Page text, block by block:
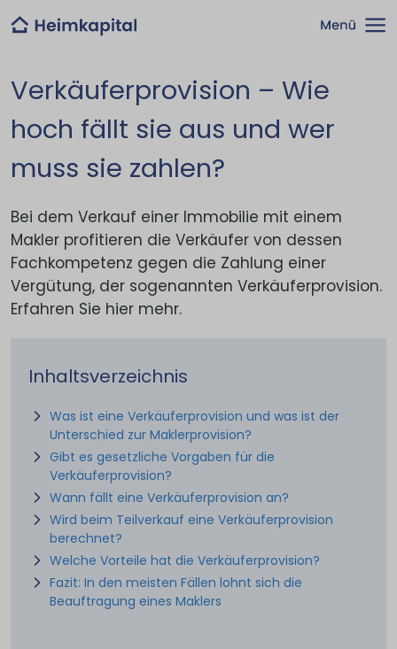
Verkäuferprovision – Wie
hoch fällt sie aus und wer
muss sie zahlen?
Bei dem Verkauf einer Immobilie mit einem
Makler profitieren die Verkäufer von dessen
Fachkompetenz gegen die Zahlung einer
Vergütung, der sogenannten Verkäuferprovision.
Erfahren Sie hier mehr.
Inhaltsverzeichnis
Was ist eine Verkäuferprovision und was ist der
Unterschied zur Maklerprovision?
Gibt es gesetzliche Vorgaben für die
Verkäuferprovision?
Wann fällt eine Verkäuferprovision an?
Wird beim Teilverkauf eine Verkäuferprovision
berechnet?
Welche Vorteile hat die Verkäuferprovision?
Fazit: In den meisten Fällen lohnt sich die
Beauftragung eines Maklers